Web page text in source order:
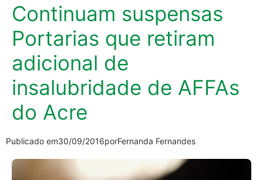
Continuam suspensas
Portarias que retiram
adicional de
insalubridade de AFFAs
do Acre
Publicado em30/09/2016porFernanda Fernandes